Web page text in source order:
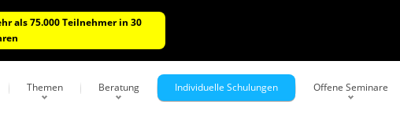
als 75.000 Teilnehmer in 30
Themen Beratung Individuelle Schulungen Offene Seminare